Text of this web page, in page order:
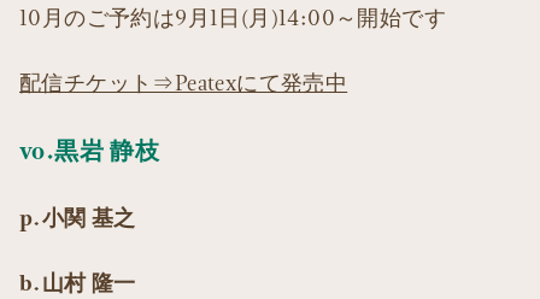
10月のご予約は9月1日(月)14:00～開始です
配信チケット⇒Peatexにて発売中
vo.黒岩 静枝
p.小関 基之
b.山村 隆一